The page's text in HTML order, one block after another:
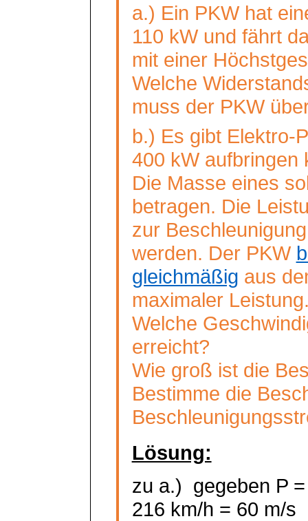
a.) Ein PKW hat
110 kW und fährt
mit einer
Welche
muss der PKW
b.) Es gibt Elektro-
400 kW aufbringen
Die Masse eines
betragen. Die
zur
werden. Der PKW
gleichmäßig aus
maximaler
Welche
erreicht?
Wie groß ist die
Bestimme die
Lösung:
zu a.) gegeben P
216 km/h = 60 m/s